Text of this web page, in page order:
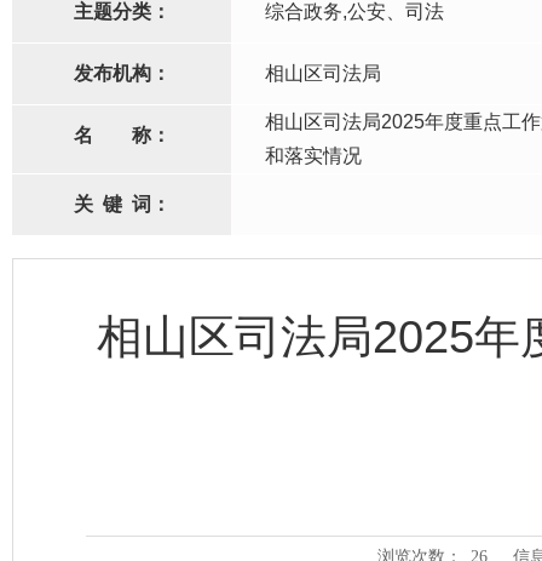
主题分类： 综合政务,公安、司法
发布机构： 相山区司法局
名 称：
相山区司法局2025年度重点工
和落实情况
关 键 词：
相山区司法局2025年
浏览次数： 26 信